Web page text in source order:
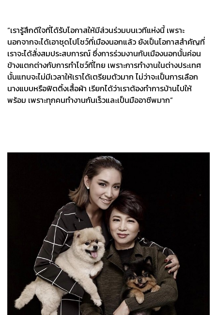
“เรารู้สึกดีใจที่ได้รับโอกาสให้มีส่วนร่วมบนเวทีแห่งนี้ เพราะ
นอกจากจะได้เอาชุดไปโชว์ที่เมืองนอกแล้ว ยังเป็นโอกาสสำคัญที่
เราจะได้สั่งสมประสบการณ์ ซึ่งการร่วมงานกับเมืองนอกนั้นค่อน
ข้างแตกต่างกับการทำโชว์ที่ไทย เพราะการทำงานในต่างประเทศ
นั้นแทบจะไม่มีเวลาให้เราได้เตรียมตัวมาก ไม่ว่าจะเป็นการเลือก
นางแบบหรือฟิตติ้งเสื้อผ้า เรียกได้ว่าเราต้องทำการบ้านไปให้
พร้อม เพราะทุกคนทำงานกันเร็วและเป็นมืออาชีพมาก”